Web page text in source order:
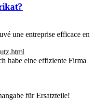
une entreprise efficace en
habe eine effiziente Firma
für Ersatzteile!